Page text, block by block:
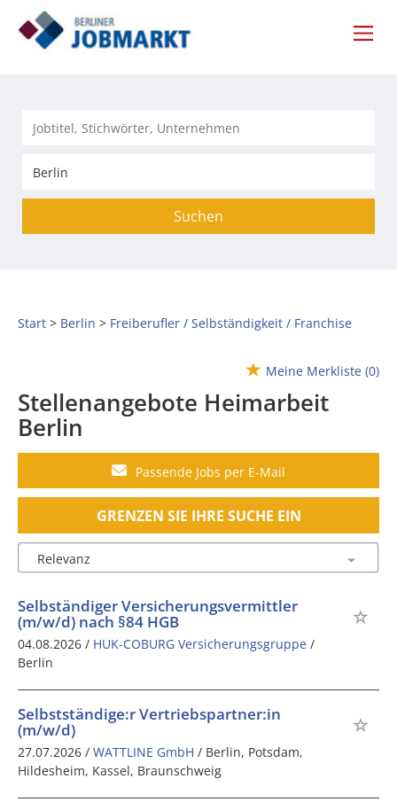
Suchen
Start Berlin Freiberufler / Selbständigkeit / Franchise
Meine Merkliste (0)
Stellenangebote Heimarbeit
Berlin
Passende Jobs per E-Mail
GRENZEN SIE IHRE SUCHE EIN
Selbständiger Versicherungsvermittler
(m/w/d) nach §84 HGB
04.08.2026 / HUK-COBURG Versicherungsgruppe /
Berlin
Selbstständige:r Vertriebspartner:in
(m/w/d)
27.07.2026 / WATTLINE GmbH / Berlin, Potsdam,
Hildesheim, Kassel, Braunschweig